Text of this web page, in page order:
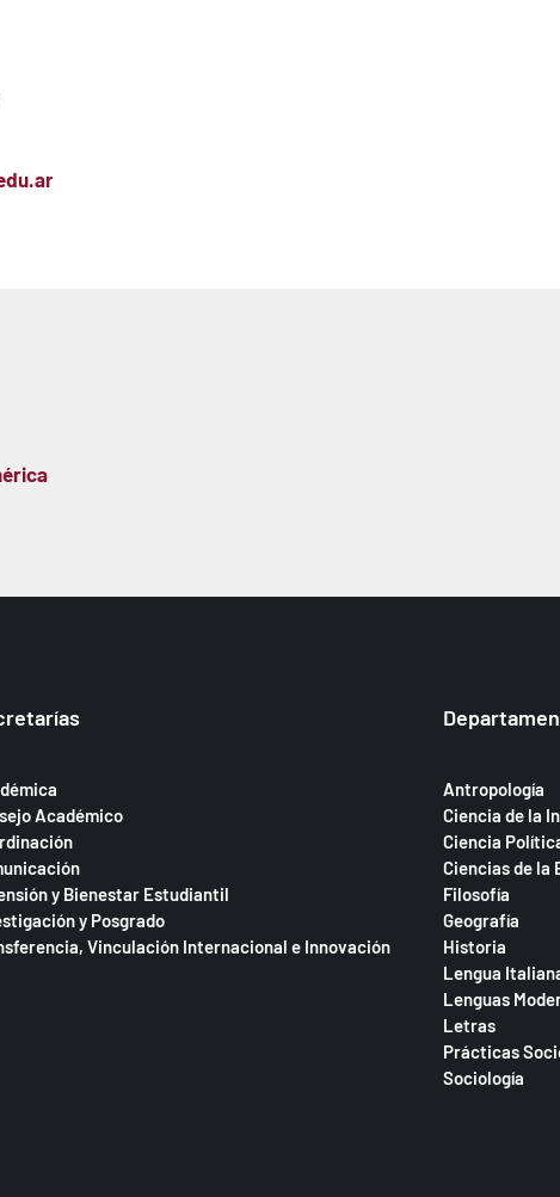
Académico
y Bienestar Estudiantil
y Posgrado
Vinculación Internacional e Innovación
Antropología
Ciencia de la
Ciencia
Ciencias de la
Filosofía
Geografía
Historia
Lengua
Lenguas
Letras
Prácticas
Sociología